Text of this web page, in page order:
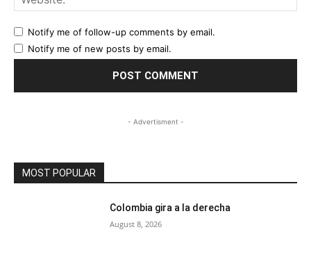
Notify me of follow-up comments by email.
Notify me of new posts by email.
- Advertisment -
MOST POPULAR
Colombia gira a la derecha
August 8, 2026